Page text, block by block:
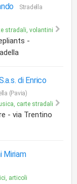
Stradella
stradali, volantini
-
di Enrico
(Pavia)
carte stradali
- via Trentino
Miriam
articoli